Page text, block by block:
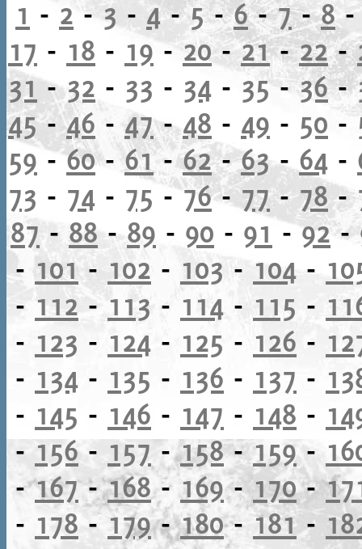
1 - 2-3 - 4-5-6-7-8
17 - 18 - 19-20-21-22-
31-32 - 33 - 34 - 35-36-
45-46-47-48 - 49 - 50 -
59 -60-61-62-63- 64 -
73 - 74 - 75 -76-77-78-
87 - 88 - 89 - 90 - 91 -92-
-101- 102 - 103- 104 -
- 112-113 - 114 - 115 -
- 123 - 124 - 125 - 126 -
- 134 - 135 - 136 - 137 -
- 145 - 146 - 147 - 148 -
-156-157-158-159-
-167-168-169-170-
- 178 - 179-180-181-